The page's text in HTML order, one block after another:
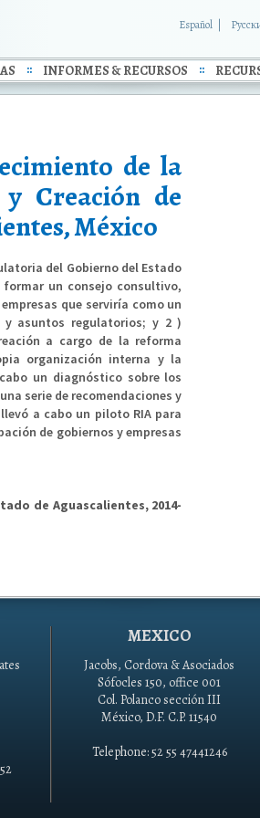
Español
INFORMES & RECURSOS
de la
Creación de
México
del Gobierno del Estado
un consejo consultivo,
que serviría como un
y asuntos regulatorios; y 2 )
a cargo de la reforma
organización interna y la
un diagnóstico sobre los
serie de recomendaciones y
a cabo un piloto RIA para
de gobiernos y empresas
de Aguascalientes, 2014-
MEXICO
Jacobs, Cordova & Asociados
Sófocles 150, office 001
Col. Polanco sección III
México, D.F. C.P. 11540
Telephone: 52 55 47441246